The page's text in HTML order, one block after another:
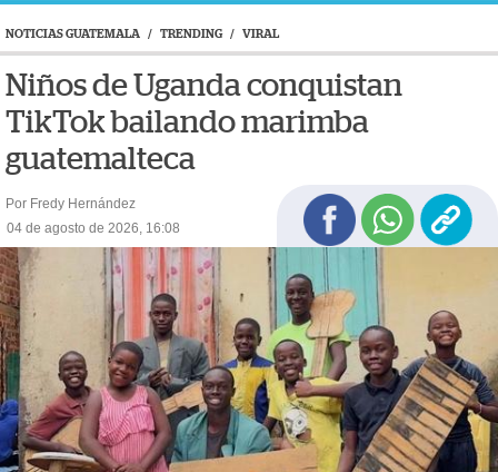
NOTICIAS GUATEMALA / TRENDING / VIRAL
Niños de Uganda conquistan
TikTok bailando marimba
guatemalteca
Por Fredy Hernández
04 de agosto de 2026, 16:08